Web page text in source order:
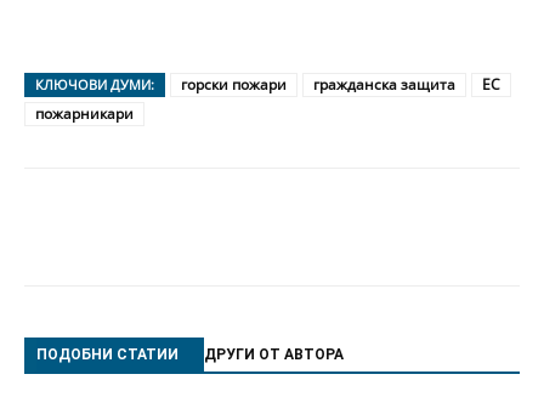
КЛЮЧОВИ ДУМИ: горски пожари гражданска защита
ЕС
пожарникари
ПОДОБНИ СТАТИИ ДРУГИ ОТ АВТОРА